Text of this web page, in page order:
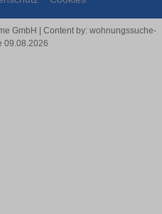
GmbH | Content by: wohnungssuche-
09.08.2026